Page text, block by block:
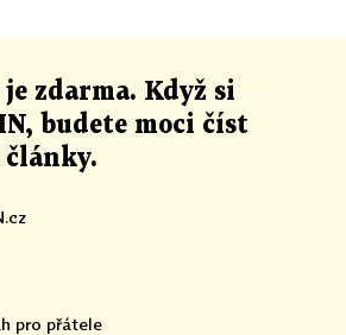
je zdarma. Když si
budete moci číst
články.
pro přátele